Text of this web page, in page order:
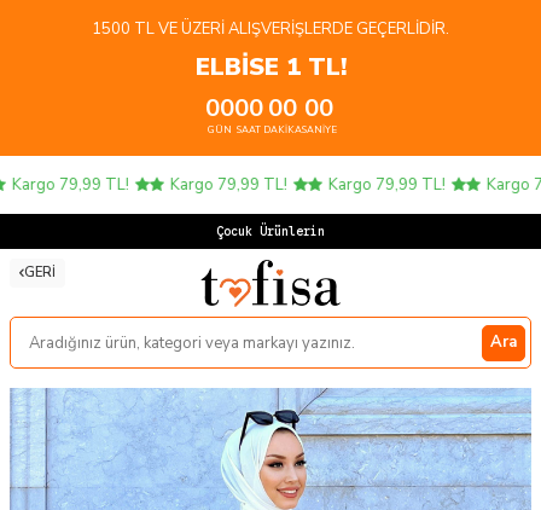
1500 TL VE ÜZERI ALIŞVERIŞLERDE GEÇERLIDIR.
ELBİSE 1 TL!
00
GÜN
00
SAAT
00
DAKIKA
00
SANIYE
79,99 TL! Kargo 79,99 TL! Kargo 79,99 TL! Kargo
Çocuk Ürünlerinde
GERI
Ara